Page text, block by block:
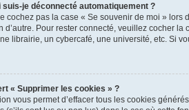
suis-je déconnecté automatiquement ?
cochez pas la case « Se souvenir de moi »
d’autre. Pour rester connecté, veuillez cocher
librairie, un cybercafé, une université, etc. Si
« Supprimer les cookies » ?
vous permet d’effacer tous les cookies